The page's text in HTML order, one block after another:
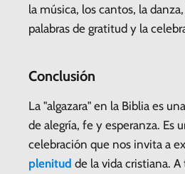
la música, los cantos, la
palabras de gratitud y la
Conclusión
La "algazara" en la Biblia es
de alegría, fe y esperanza. Es
celebración que nos invita a
plenitud de la vida cristiana. A